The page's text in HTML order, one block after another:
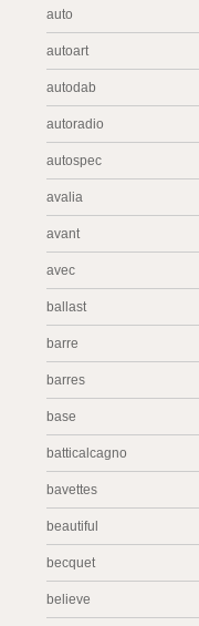
auto
autoart
autodab
autoradio
autospec
avalia
avant
avec
ballast
barre
barres
base
batticalcagno
bavettes
beautiful
becquet
believe